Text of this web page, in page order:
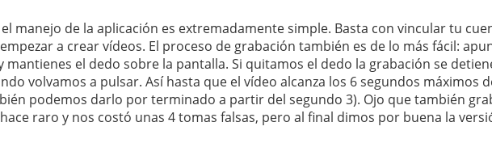
manejo de la aplicación es extremadamente simple. Basta con vincular tu
a crear vídeos. El proceso de grabación también es de lo más fácil:
mantienes el dedo sobre la pantalla. Si quitamos el dedo la grabación se
volvamos a pulsar. Así hasta que el vídeo alcanza los 6 segundos máximos
podemos darlo por terminado a partir del segundo 3). Ojo que también
raro y nos costó unas 4 tomas falsas, pero al final dimos por buena la